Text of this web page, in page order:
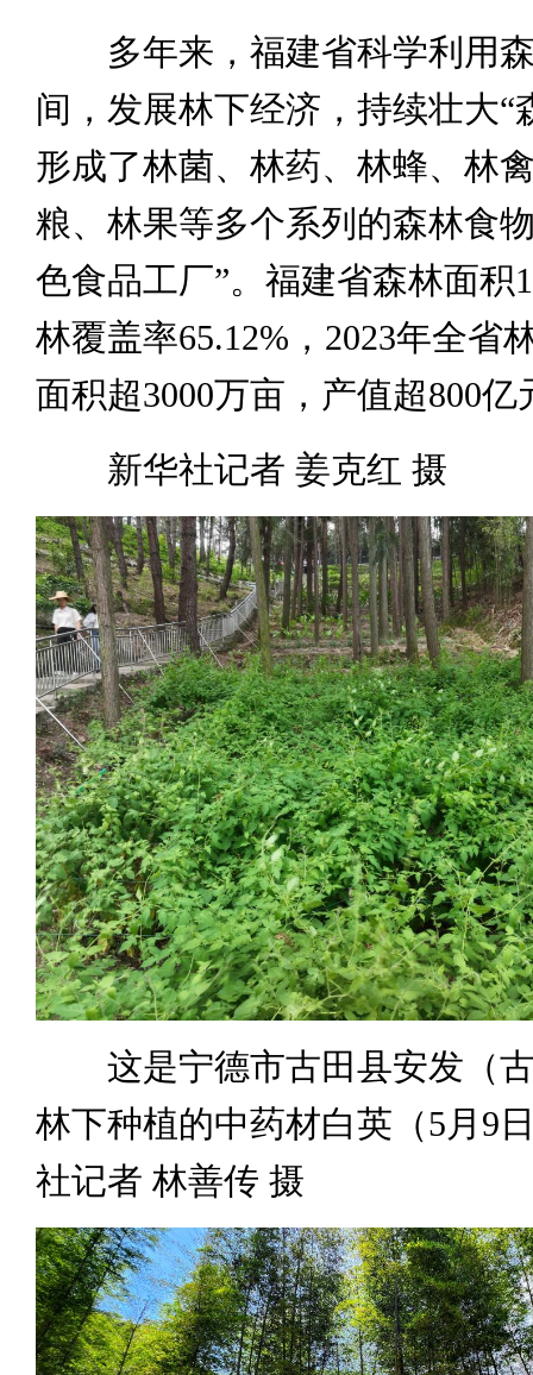
多年来，福建省科学利用森
间，发展林下经济，持续壮大“
形成了林菌、林药、林蜂、林
粮、林果等多个系列的森林食
色食品工厂”。福建省森林面积
林覆盖率65.12%，2023年全省
面积超3000万亩，产值超800亿
新华社记者 姜克红 摄
这是宁德市古田县安发（古
林下种植的中药材白英（5月9
社记者 林善传 摄